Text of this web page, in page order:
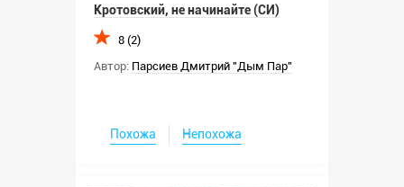
Кротовский, не начинайте (СИ)
8 (2)
Автор: Парсиев Дмитрий "Дым Пар"
Похожа Непохожа